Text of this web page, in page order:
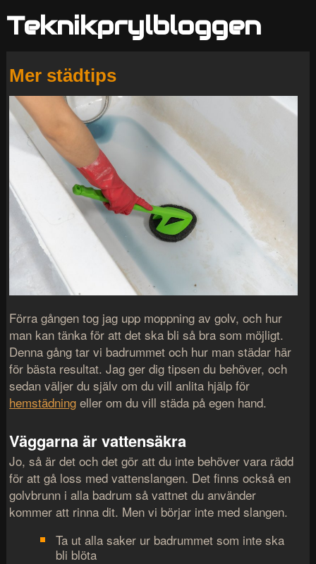
Teknikprylbloggen
Mer städtips
Förra gången tog jag upp moppning av golv, och hur
man kan tänka för att det ska bli så bra som möjligt.
Denna gång tar vi badrummet och hur man städar här
för bästa resultat. Jag ger dig tipsen du behöver, och
sedan väljer du själv om du vill anlita hjälp för
hemstädning eller om du vill städa på egen hand.
Väggarna är vattensäkra
Jo, så är det och det gör att du inte behöver vara rädd
för att gå loss med vattenslangen. Det finns också en
golvbrunn i alla badrum så vattnet du använder
kommer att rinna dit. Men vi börjar inte med slangen.
Ta ut alla saker ur badrummet som inte ska
bli blöta